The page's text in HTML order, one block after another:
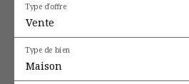
Vente
Type d'offre
Maison
Type de bien